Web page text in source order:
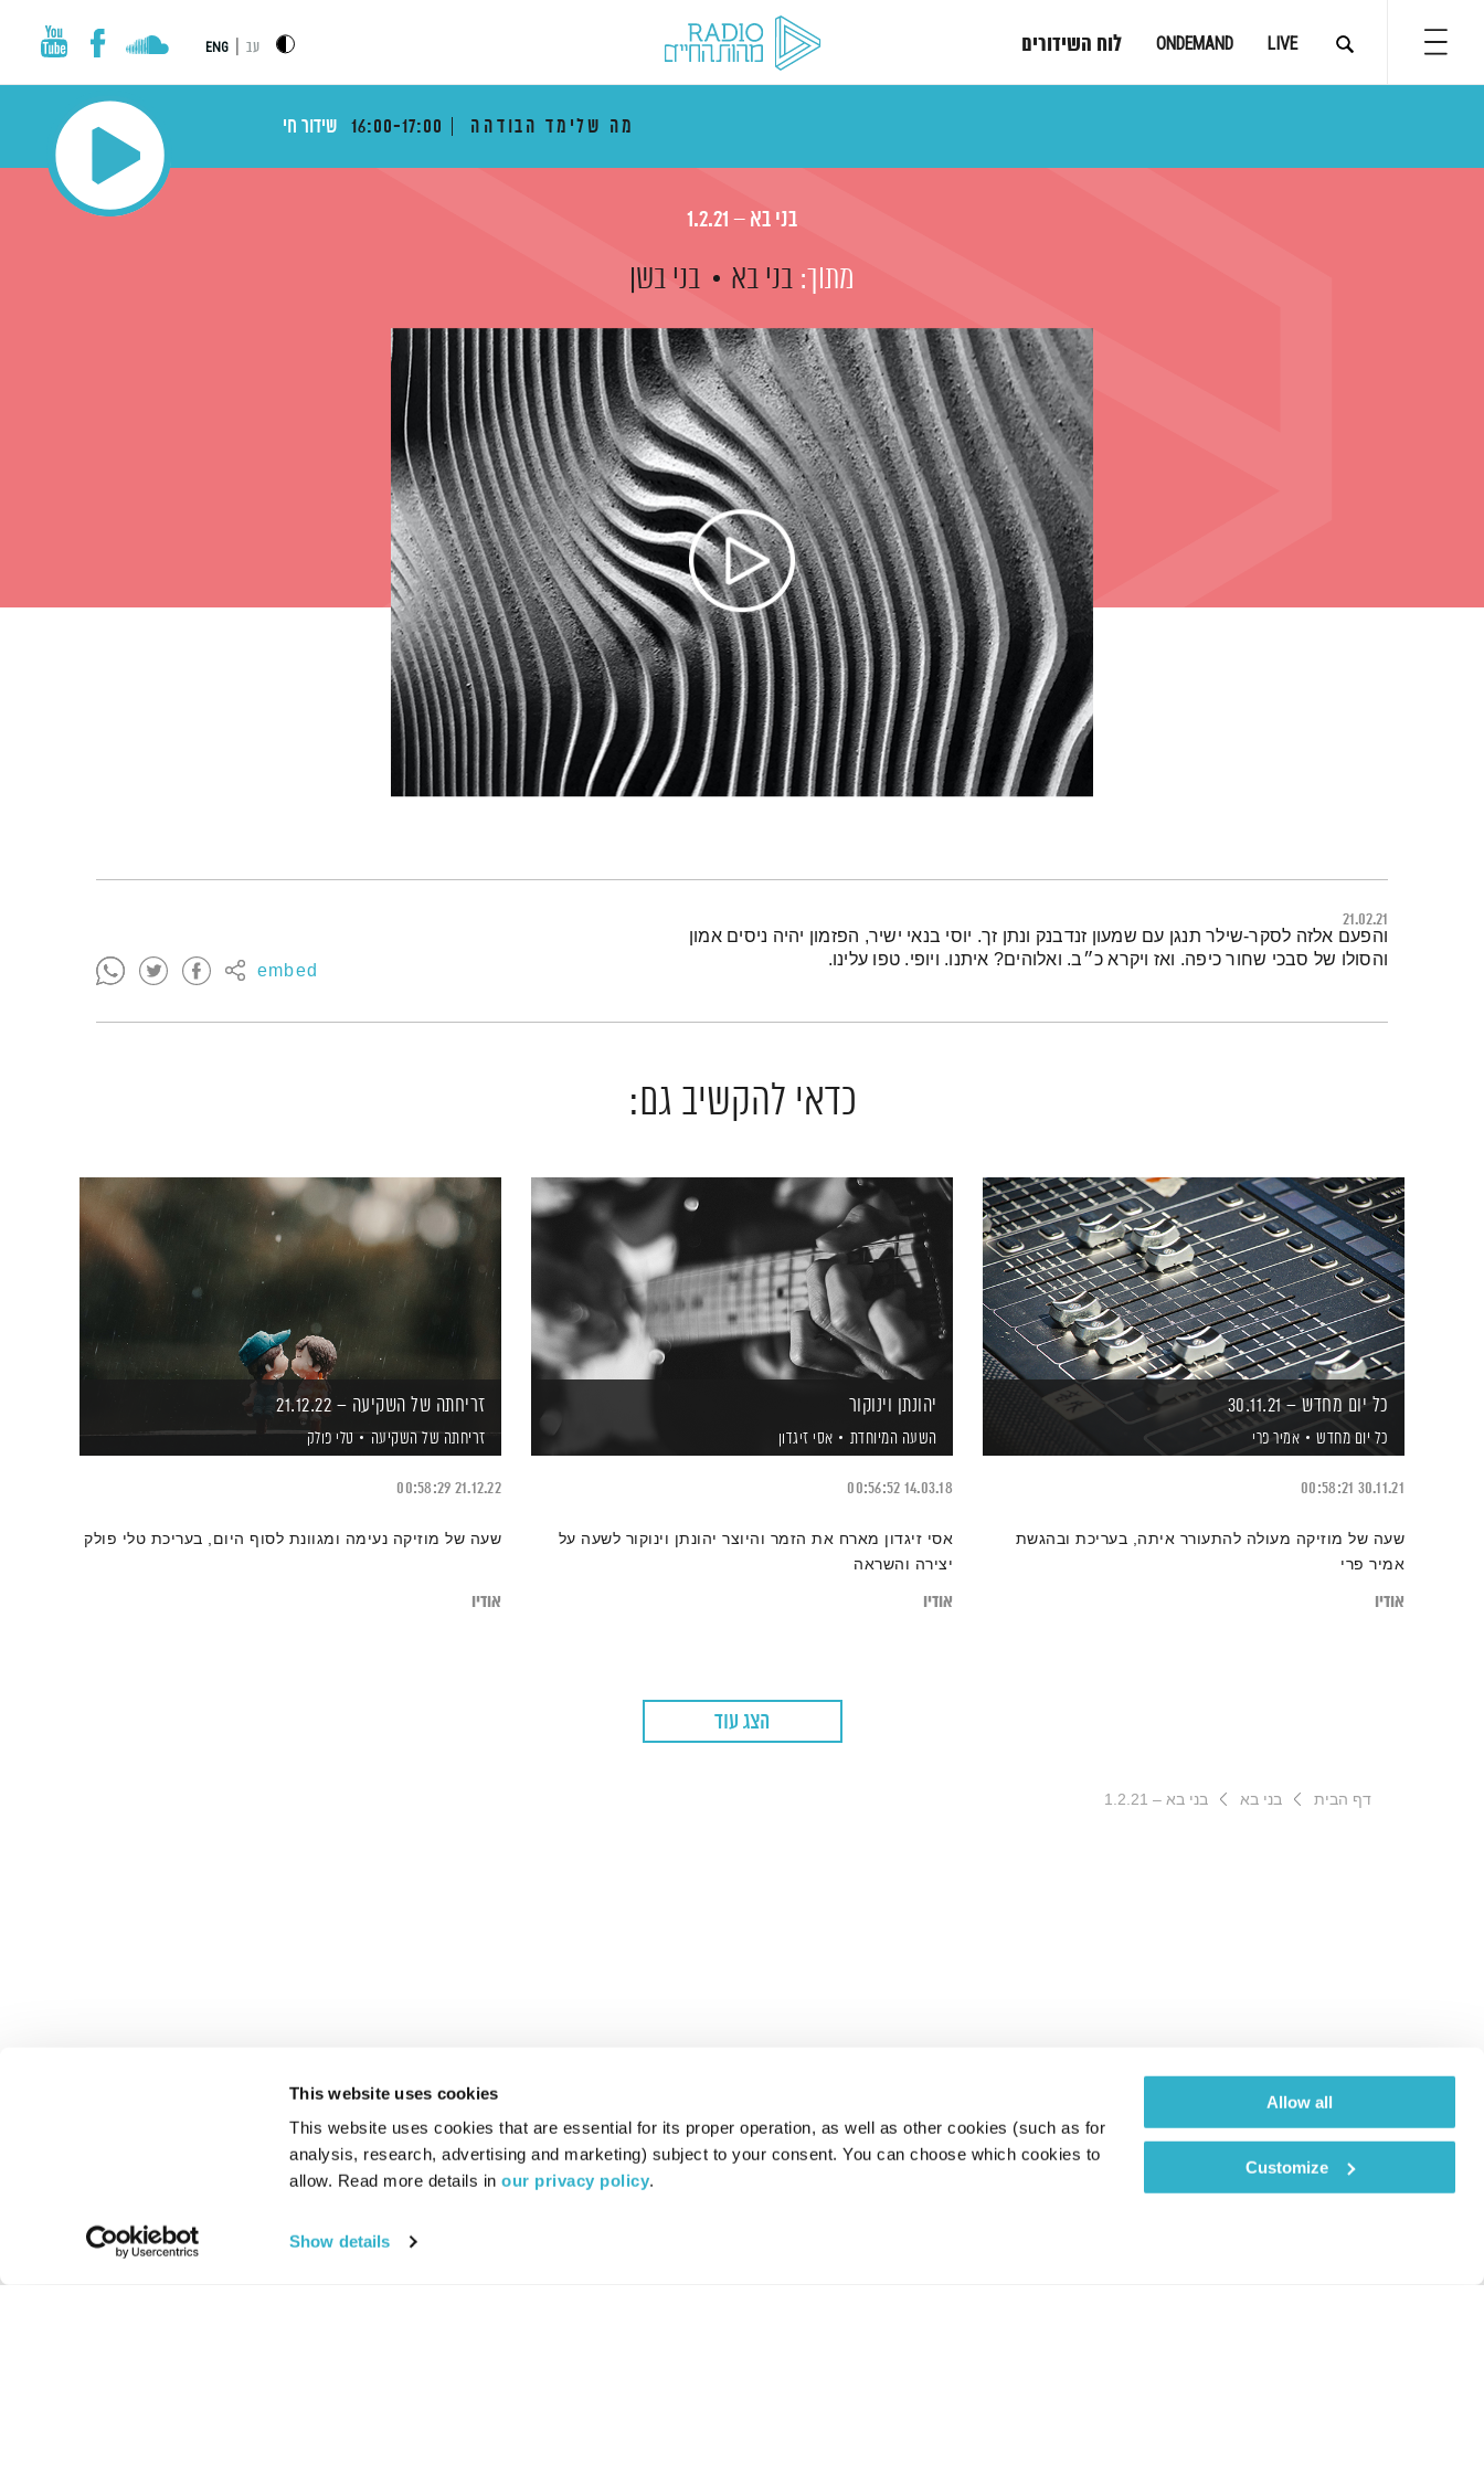
This website uses cookies
This website uses cookies that are essential for its proper operation, as well as other cookies (such as for
analysis, research, advertising and marketing) subject to your consent. You can choose which cookies to
allow. Read more details in our privacy policy.
Show details
Allow all
Customize
LIVE
ONDEMAND לוח השידורים עב ENG
מה שלימד הבודהה 16:00-17:00 שידור חי
בני בא – 1.2.21
מתוך: בני בא בני בשן
21.02.21
embed
תמצית הפודקאסט
והפעם אלזה לסקר-שילר תנגן עם שמעון זנדבנק ונתן זך. יוסי בנאי ישיר, הפזמון יהיה ניסים אמון
והסולו של סבכי שחור כיפה. ואז ויקרא כ״ב. ואלוהים? איתנו. ויופי. טפו עלינו.
כדאי להקשיב גם:
כל יום מחדש – 30.11.21
כל יום מחדש אמיר פרי
30.11.21
00:58:21
שעה של מוזיקה מעולה להתעורר איתה, בעריכת ובהגשת
אמיר פרי
אודיו
יהונתן וינוקור
השעה המיוחדת אסי זיגדון
14.03.18
00:56:52
אסי זיגדון מארח את הזמר והיוצר יהונתן וינוקור לשעה על
יצירה והשראה
אודיו
זריחתה של השקיעה – 21.12.22
זריחתה של השקיעה טלי פולק
21.12.22
00:58:29
שעה של מוזיקה נעימה ומגוונת לסוף היום, בעריכת טלי פולק
אודיו
הצג עוד
דף הבית בני בא בני בא – 1.2.21